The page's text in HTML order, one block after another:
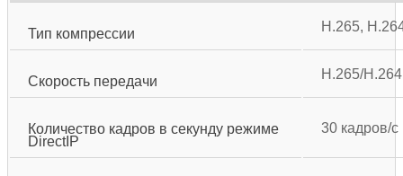
Тип компрессии H.265,
Скорость передачи H.265/
Количество кадров в секунду режиме
DirectIP
30 кадров/